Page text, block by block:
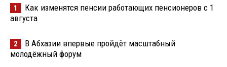
1
Как изменятся пенсии работающих пенсионеров с 1
августа
2
В Абхазии впервые пройдёт масштабный
молодёжный форум